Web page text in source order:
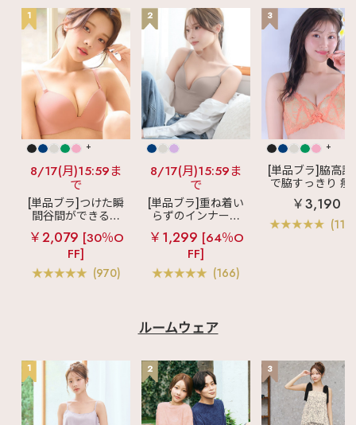
1
+
8/17(月)15:59ま
で
[単品ブラ]つけた瞬
間谷間ができるシ
ームレスブラ
超
盛ブラ(R) シームレ
ス 単品ブラジャー
￥2,079 [30％O
FF]
(970)
2
8/17(月)15:59ま
で
[単品ブラ]重ね着い
らずのインナーブ
ラ
リッチバスト
ブラトップ (ワイヤ
ー入り)
￥1,299 [64％O
FF]
(166)
3
+
[単品ブラ]脇高設
で脇すっきり 痩
見えブラ
カシ
クールレース脇
ブラ(R) 単品ブラ
ャー
￥3,190
ルームウェア
1 2 3